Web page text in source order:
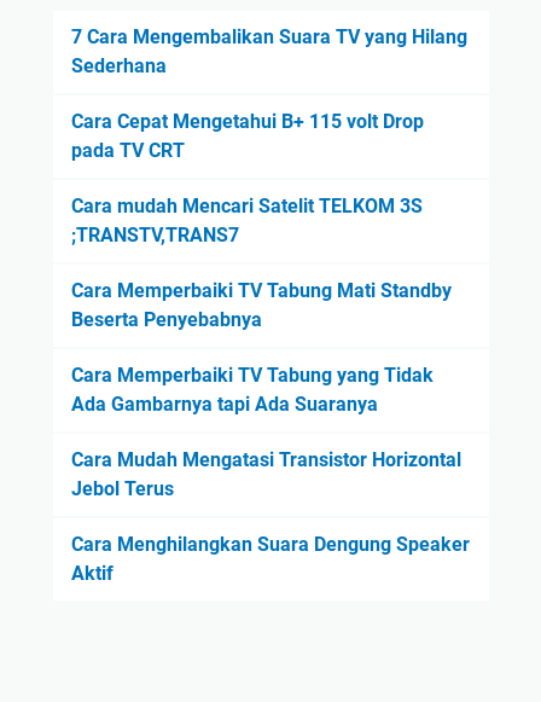
7 Cara Mengembalikan Suara TV yang Hilang
Sederhana
Cara Cepat Mengetahui B+ 115 volt Drop
pada TV CRT
Cara mudah Mencari Satelit TELKOM 3S
;TRANSTV,TRANS7
Cara Memperbaiki TV Tabung Mati Standby
Beserta Penyebabnya
Cara Memperbaiki TV Tabung yang Tidak
Ada Gambarnya tapi Ada Suaranya
Cara Mudah Mengatasi Transistor Horizontal
Jebol Terus
Cara Menghilangkan Suara Dengung Speaker
Aktif